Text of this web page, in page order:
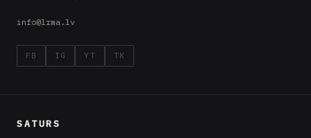
info@lrma.lv
FB IG YT TK
SATURS